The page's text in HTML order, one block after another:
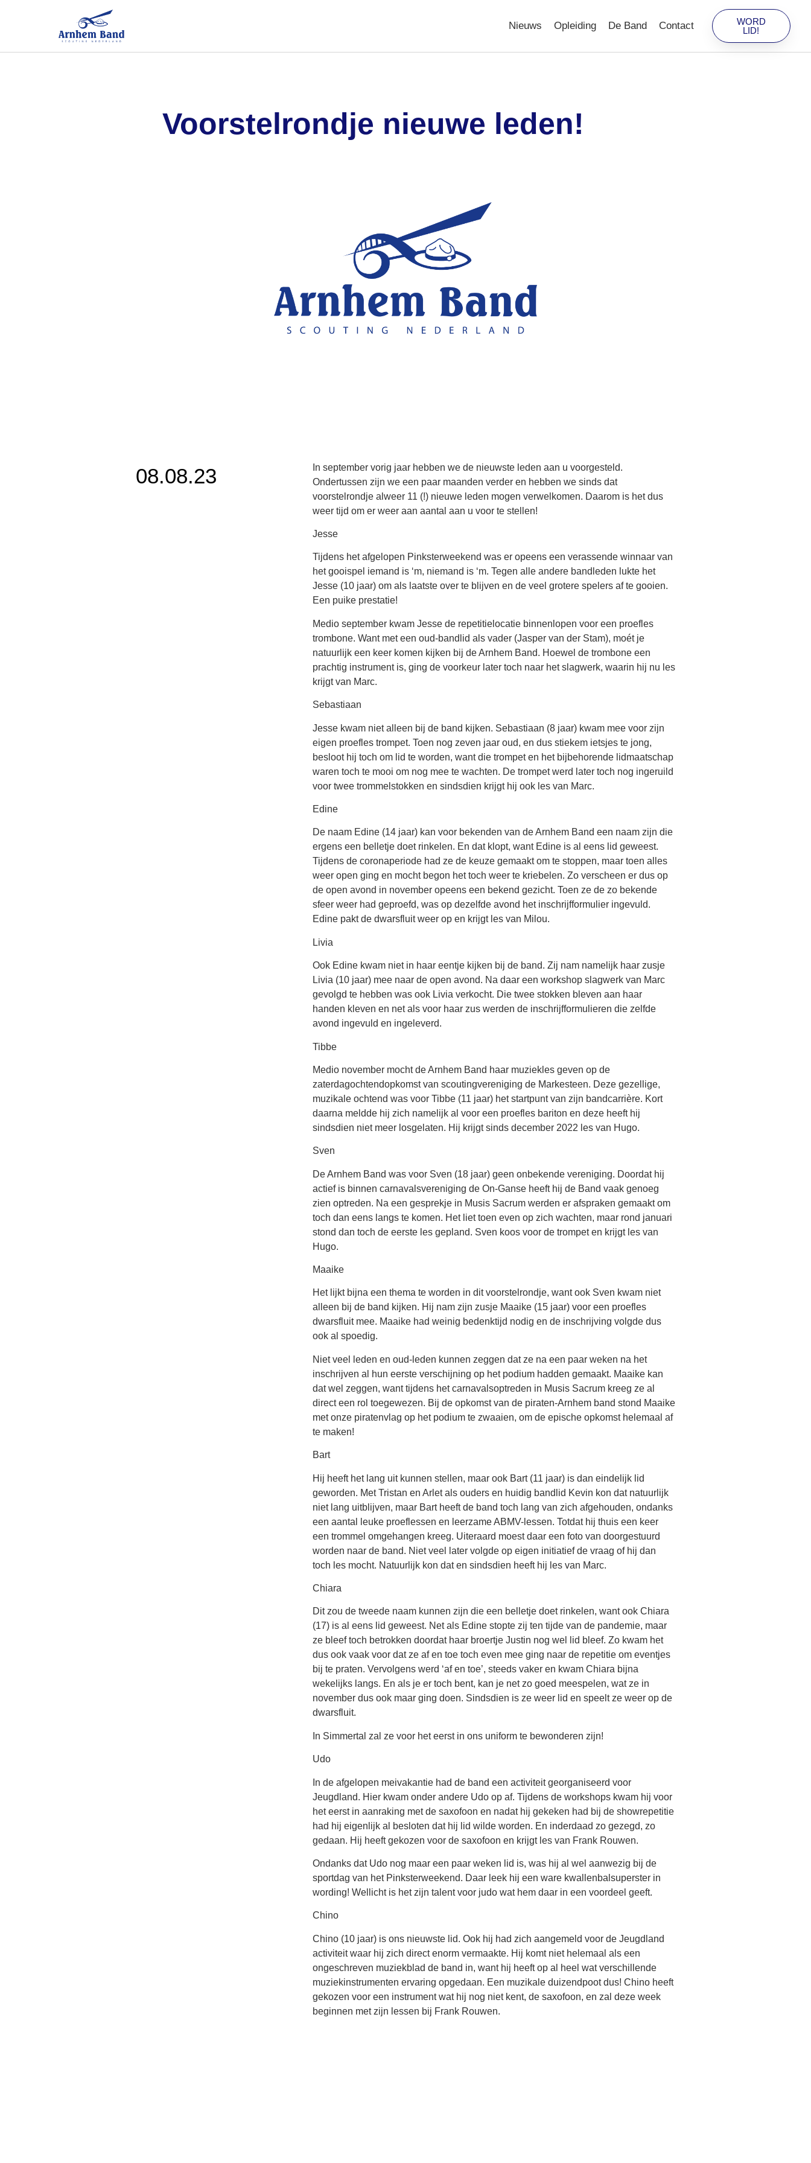
Nieuws Opleiding De Band Contact
WORD
LID!
Voorstelrondje nieuwe leden!
08.08.23
In september vorig jaar hebben we de nieuwste leden aan u voorgesteld.
Ondertussen zijn we een paar maanden verder en hebben we sinds dat
voorstelrondje alweer 11 (!) nieuwe leden mogen verwelkomen. Daarom is het dus
weer tijd om er weer aan aantal aan u voor te stellen!
Jesse
Tijdens het afgelopen Pinksterweekend was er opeens een verassende winnaar van
het gooispel iemand is ‘m, niemand is ‘m. Tegen alle andere bandleden lukte het
Jesse (10 jaar) om als laatste over te blijven en de veel grotere spelers af te gooien.
Een puike prestatie!
Medio september kwam Jesse de repetitielocatie binnenlopen voor een proefles
trombone. Want met een oud-bandlid als vader (Jasper van der Stam), moét je
natuurlijk een keer komen kijken bij de Arnhem Band. Hoewel de trombone een
prachtig instrument is, ging de voorkeur later toch naar het slagwerk, waarin hij nu les
krijgt van Marc.
Sebastiaan
Jesse kwam niet alleen bij de band kijken. Sebastiaan (8 jaar) kwam mee voor zijn
eigen proefles trompet. Toen nog zeven jaar oud, en dus stiekem ietsjes te jong,
besloot hij toch om lid te worden, want die trompet en het bijbehorende lidmaatschap
waren toch te mooi om nog mee te wachten. De trompet werd later toch nog ingeruild
voor twee trommelstokken en sindsdien krijgt hij ook les van Marc.
Edine
De naam Edine (14 jaar) kan voor bekenden van de Arnhem Band een naam zijn die
ergens een belletje doet rinkelen. En dat klopt, want Edine is al eens lid geweest.
Tijdens de coronaperiode had ze de keuze gemaakt om te stoppen, maar toen alles
weer open ging en mocht begon het toch weer te kriebelen. Zo verscheen er dus op
de open avond in november opeens een bekend gezicht. Toen ze de zo bekende
sfeer weer had geproefd, was op dezelfde avond het inschrijfformulier ingevuld.
Edine pakt de dwarsfluit weer op en krijgt les van Milou.
Livia
Ook Edine kwam niet in haar eentje kijken bij de band. Zij nam namelijk haar zusje
Livia (10 jaar) mee naar de open avond. Na daar een workshop slagwerk van Marc
gevolgd te hebben was ook Livia verkocht. Die twee stokken bleven aan haar
handen kleven en net als voor haar zus werden de inschrijfformulieren die zelfde
avond ingevuld en ingeleverd.
Tibbe
Medio november mocht de Arnhem Band haar muziekles geven op de
zaterdagochtendopkomst van scoutingvereniging de Markesteen. Deze gezellige,
muzikale ochtend was voor Tibbe (11 jaar) het startpunt van zijn bandcarrière. Kort
daarna meldde hij zich namelijk al voor een proefles bariton en deze heeft hij
sindsdien niet meer losgelaten. Hij krijgt sinds december 2022 les van Hugo.
Sven
De Arnhem Band was voor Sven (18 jaar) geen onbekende vereniging. Doordat hij
actief is binnen carnavalsvereniging de On-Ganse heeft hij de Band vaak genoeg
zien optreden. Na een gesprekje in Musis Sacrum werden er afspraken gemaakt om
toch dan eens langs te komen. Het liet toen even op zich wachten, maar rond januari
stond dan toch de eerste les gepland. Sven koos voor de trompet en krijgt les van
Hugo.
Maaike
Het lijkt bijna een thema te worden in dit voorstelrondje, want ook Sven kwam niet
alleen bij de band kijken. Hij nam zijn zusje Maaike (15 jaar) voor een proefles
dwarsfluit mee. Maaike had weinig bedenktijd nodig en de inschrijving volgde dus
ook al spoedig.
Niet veel leden en oud-leden kunnen zeggen dat ze na een paar weken na het
inschrijven al hun eerste verschijning op het podium hadden gemaakt. Maaike kan
dat wel zeggen, want tijdens het carnavalsoptreden in Musis Sacrum kreeg ze al
direct een rol toegewezen. Bij de opkomst van de piraten-Arnhem band stond Maaike
met onze piratenvlag op het podium te zwaaien, om de epische opkomst helemaal af
te maken!
Bart
Hij heeft het lang uit kunnen stellen, maar ook Bart (11 jaar) is dan eindelijk lid
geworden. Met Tristan en Arlet als ouders en huidig bandlid Kevin kon dat natuurlijk
niet lang uitblijven, maar Bart heeft de band toch lang van zich afgehouden, ondanks
een aantal leuke proeflessen en leerzame ABMV-lessen. Totdat hij thuis een keer
een trommel omgehangen kreeg. Uiteraard moest daar een foto van doorgestuurd
worden naar de band. Niet veel later volgde op eigen initiatief de vraag of hij dan
toch les mocht. Natuurlijk kon dat en sindsdien heeft hij les van Marc.
Chiara
Dit zou de tweede naam kunnen zijn die een belletje doet rinkelen, want ook Chiara
(17) is al eens lid geweest. Net als Edine stopte zij ten tijde van de pandemie, maar
ze bleef toch betrokken doordat haar broertje Justin nog wel lid bleef. Zo kwam het
dus ook vaak voor dat ze af en toe toch even mee ging naar de repetitie om eventjes
bij te praten. Vervolgens werd ‘af en toe’, steeds vaker en kwam Chiara bijna
wekelijks langs. En als je er toch bent, kan je net zo goed meespelen, wat ze in
november dus ook maar ging doen. Sindsdien is ze weer lid en speelt ze weer op de
dwarsfluit.
In Simmertal zal ze voor het eerst in ons uniform te bewonderen zijn!
Udo
In de afgelopen meivakantie had de band een activiteit georganiseerd voor
Jeugdland. Hier kwam onder andere Udo op af. Tijdens de workshops kwam hij voor
het eerst in aanraking met de saxofoon en nadat hij gekeken had bij de showrepetitie
had hij eigenlijk al besloten dat hij lid wilde worden. En inderdaad zo gezegd, zo
gedaan. Hij heeft gekozen voor de saxofoon en krijgt les van Frank Rouwen.
Ondanks dat Udo nog maar een paar weken lid is, was hij al wel aanwezig bij de
sportdag van het Pinksterweekend. Daar leek hij een ware kwallenbalsuperster in
wording! Wellicht is het zijn talent voor judo wat hem daar in een voordeel geeft.
Chino
Chino (10 jaar) is ons nieuwste lid. Ook hij had zich aangemeld voor de Jeugdland
activiteit waar hij zich direct enorm vermaakte. Hij komt niet helemaal als een
ongeschreven muziekblad de band in, want hij heeft op al heel wat verschillende
muziekinstrumenten ervaring opgedaan. Een muzikale duizendpoot dus! Chino heeft
gekozen voor een instrument wat hij nog niet kent, de saxofoon, en zal deze week
beginnen met zijn lessen bij Frank Rouwen.